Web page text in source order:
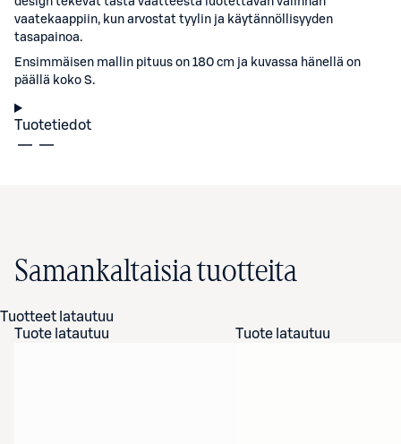
vaatekaappiin, kun arvostat tyylin ja käytännöllisyyden
tasapainoa.
Ensimmäisen mallin pituus on 180 cm ja kuvassa hänellä on
päällä koko S.
Tuotetiedot
Samankaltaisia tuotteita
Tuotteet latautuu
Tuote latautuu
Tuote latautuu